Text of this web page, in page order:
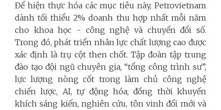
Để hiện thực hóa các mục tiêu này, Petrovietnam
dành tối thiểu 2% doanh thu hợp nhất mỗi năm
cho khoa học - công nghệ và chuyển đổi số.
Trong đó, phát triển nhân lực chất lượng cao được
xác định là trụ cột then chốt. Tập đoàn tập trung
đào tạo đội ngũ chuyên gia, “tổng công trình sư”,
lực lượng nòng cốt trong làm chủ công nghệ
chiến lược, AI, tự động hóa; đồng thời khuyến
khích sáng kiến, nghiên cứu, tôn vinh đổi mới và